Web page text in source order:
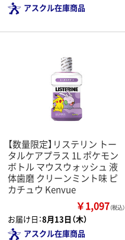
アスクル在庫商品
【数量限定】リステリン トー
タルケアプラス 1L ポケモン
ボトル マウスウォッシュ 液
体歯磨 クリーンミント味 ピ
カチュウ Kenvue
￥1,097（税込）
お届け日：8月13日（木）
アスクル在庫商品